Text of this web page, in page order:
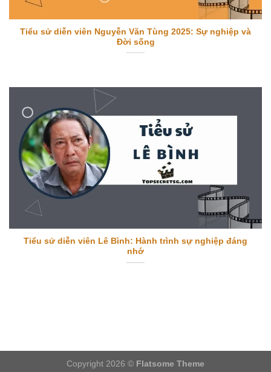
Tiểu sử diễn viên Nguyễn Văn Tùng 2025: Sự nghiệp và
Đời sống
Tiểu sử diễn viên Lê Bình: Hành trình sự nghiệp đáng
nhớ
Copyright 2026 © Flatsome Theme